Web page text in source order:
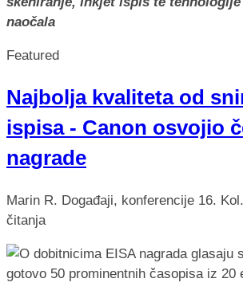
naočala
Featured
Najbolja kvaliteta od
ispisa - Canon osvojio
nagrade
Marin R. Događaji, konferencije 16.
čitanja